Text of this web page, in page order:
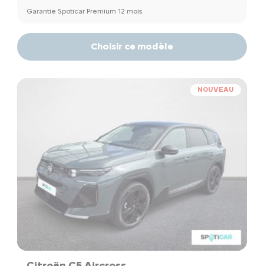
Garantie Spoticar Premium 12 mois
Choisir ce modèle
NOUVEAU